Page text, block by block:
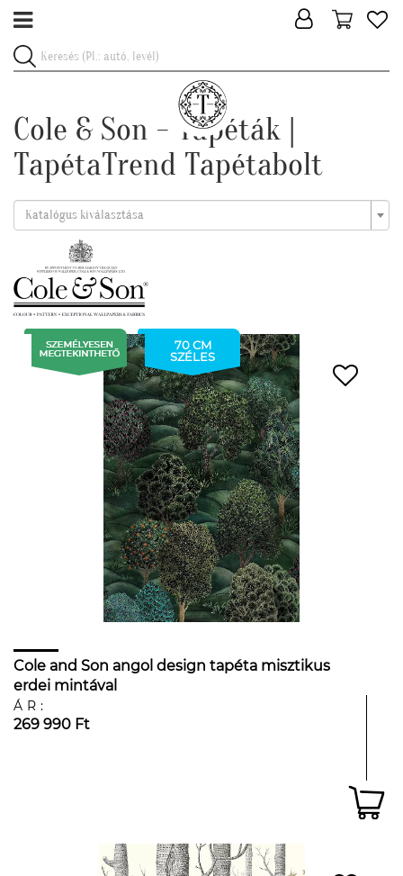
Cole & Son - Tapéták |
TapétaTrend Tapétabolt
Katalógus kiválasztása
70 CM
SZÉLES
Cole and Son angol design tapéta misztikus
erdei mintával
ÁR:
269 990 Ft